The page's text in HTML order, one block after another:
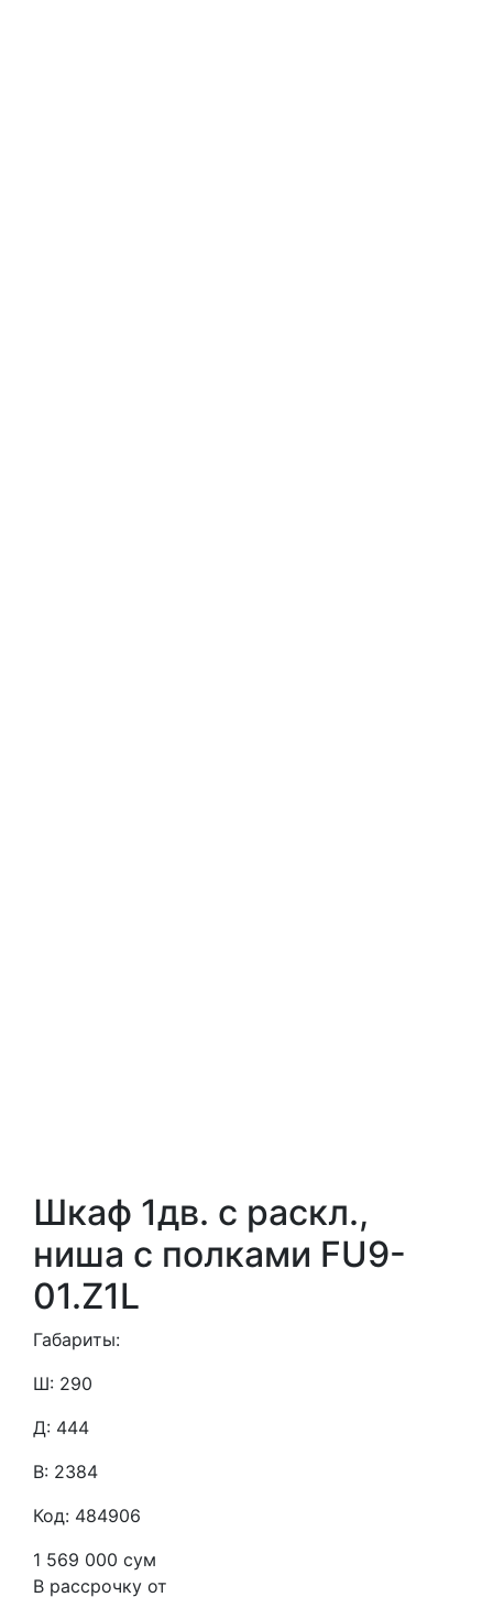
Шкаф 1дв. с раскл.,
ниша с полками FU9-
01.Z1L
Габариты:
Ш: 290
Д: 444
В: 2384
Код: 484906
1 569 000 сум
В рассрочку от